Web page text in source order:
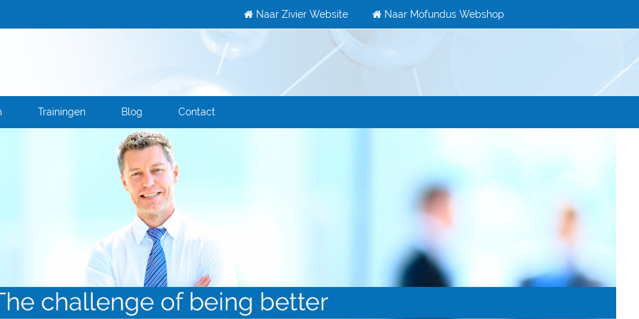
Naar Zivier Website Naar Mofundus Webshop
Trainingen Blog Contact